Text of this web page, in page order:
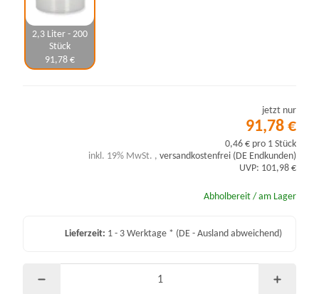
2,3 Liter - 200
Stück
91,78 €
jetzt nur
91,78 €
0,46 € pro 1 Stück
inkl. 19% MwSt. , versandkostenfrei (DE Endkunden)
UVP: 101,98 €
Abholbereit / am Lager
Lieferzeit: 1 - 3 Werktage * (DE - Ausland abweichend)